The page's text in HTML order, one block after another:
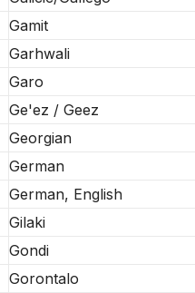
Gamit
Garhwali
Garo
Ge'ez / Geez
Georgian
German
German, English
Gilaki
Gondi
Gorontalo